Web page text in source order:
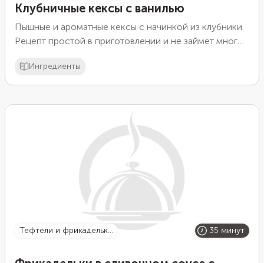
Клубничные кексы с ванилью
Пышные и ароматные кексы с начинкой из клубники.
Рецепт простой в приготовлении и не займет много
Ингредиенты
тефтели и фрикадельк... 35 минут